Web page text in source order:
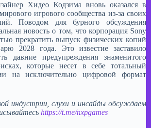
Хидео Кодзима вновь оказался в
игрового сообщества из-за своих
Поводом для бурного обсуждения
новость о том, что корпорация Sony
прекратить выпуск физических копий
2028 года. Это известие заставило
давние предупреждения знаменитого
которые несет в себе тотальный
на исключительно цифровой формат
индустрии, слухи и инсайды обсуждаем
https://t.me/nxpgames